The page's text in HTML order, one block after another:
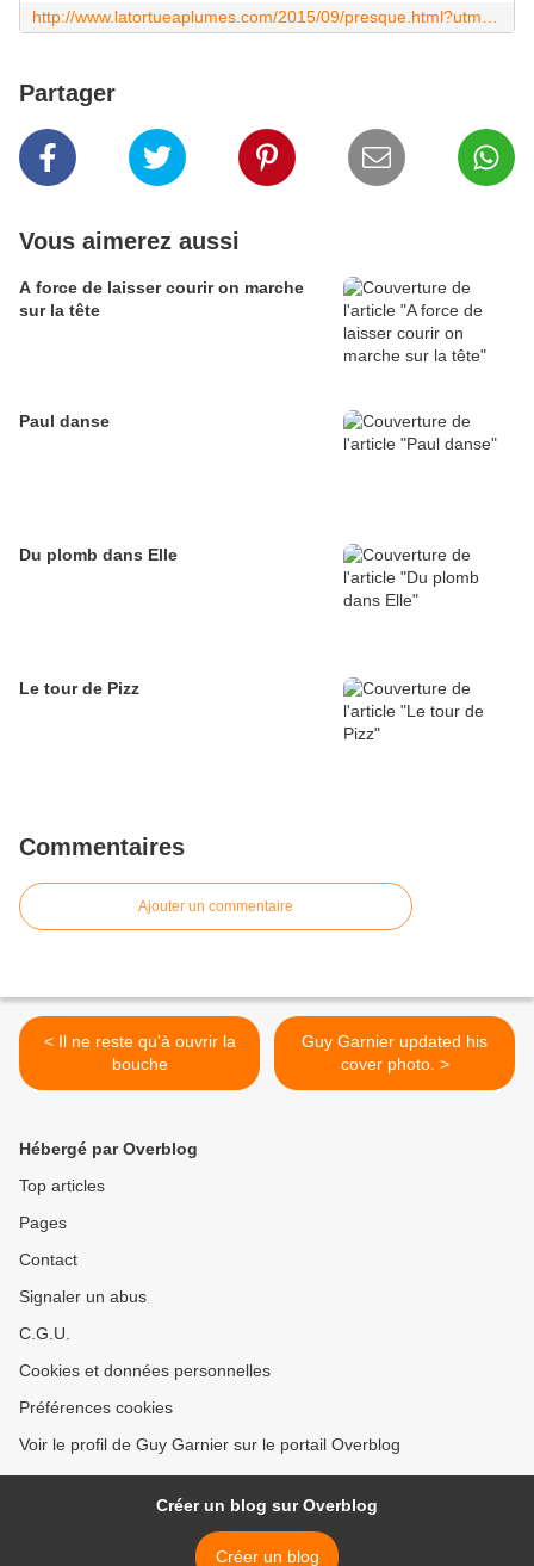
Partager
Vous aimerez aussi
A force de laisser courir on marche
sur la tête
Paul danse
Du plomb dans Elle
Le tour de Pizz
Commentaires
Ajouter un commentaire
< Il ne reste qu'à ouvrir la
bouche
Guy Garnier updated his
cover photo. >
Hébergé par Overblog
Top articles
Pages
Contact
Signaler un abus
C.G.U.
Cookies et données personnelles
Préférences cookies
Voir le profil de Guy Garnier sur le portail Overblog
Créer un blog sur Overblog
Créer un blog